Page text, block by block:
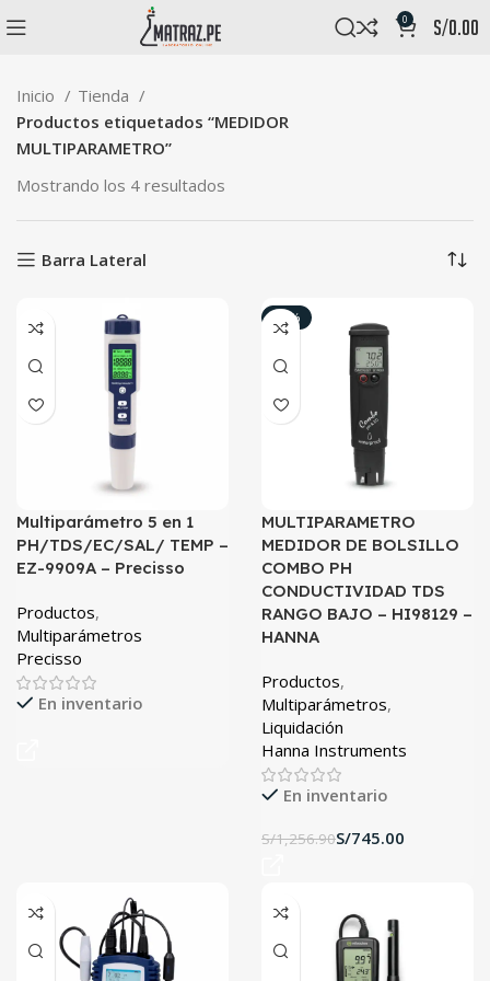
0 s/0.00
Inicio
Tienda
Productos etiquetados “MEDIDOR
MULTIPARAMETRO”
Mostrando los 4 resultados
Barra Lateral
Multiparámetro 5 en 1
PH/TDS/EC/SAL/ TEMP –
EZ-9909A – Precisso
Productos,
Multiparámetros
Precisso
En inventario
-41%
MULTIPARAMETRO
MEDIDOR DE BOLSILLO
COMBO PH
CONDUCTIVIDAD TDS
RANGO BAJO – HI98129 –
HANNA
Productos,
Multiparámetros,
Liquidación
Hanna Instruments
En inventario
S/1,256.90S/745.00